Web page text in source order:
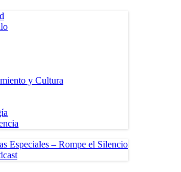
y Cultura
Especiales – Rompe el Silencio